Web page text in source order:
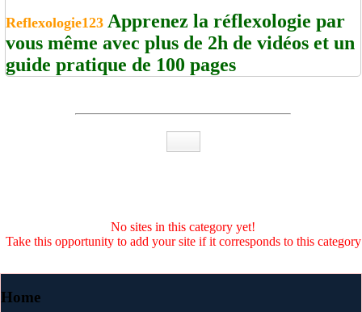
Reflexologie123 Apprenez la réflexologie par
vous même avec plus de 2h de vidéos et un
guide pratique de 100 pages
No sites in this category yet!
Take this opportunity to add your site if it corresponds to this category
Home